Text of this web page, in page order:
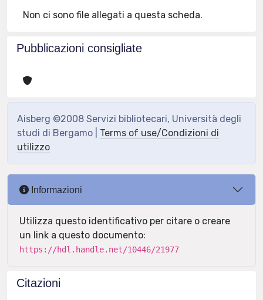
Non ci sono file allegati a questa scheda.
Pubblicazioni consigliate
Aisberg ©2008 Servizi bibliotecari, Università degli
studi di Bergamo | Terms of use/Condizioni di
utilizzo
Informazioni
Utilizza questo identificativo per citare o creare
un link a questo documento:
https://hdl.handle.net/10446/21977
Citazioni